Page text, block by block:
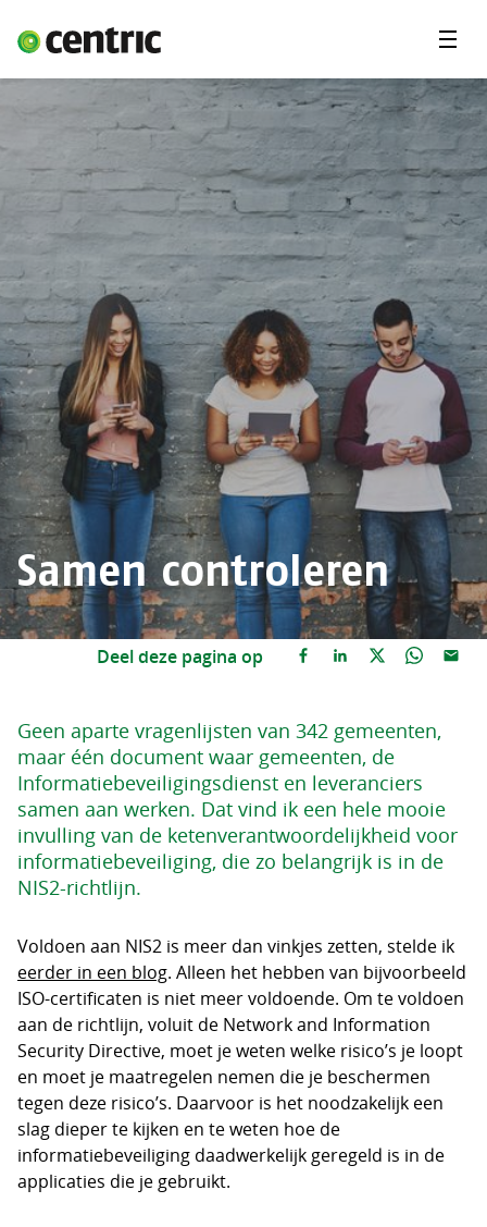
Oplossingen
Branches
Over Centric
Contact
Careers
Insights
Samen controleren
Deel deze pagina op
Geen aparte vragenlijsten van 342 gemeenten,
maar één document waar gemeenten, de
Informatiebeveiligingsdienst en leveranciers
samen aan werken. Dat vind ik een hele mooie
invulling van de ketenverantwoordelijkheid voor
informatiebeveiliging, die zo belangrijk is in de
NIS2-richtlijn.
Voldoen aan NIS2 is meer dan vinkjes zetten, stelde ik
eerder in een blog. Alleen het hebben van bijvoorbeeld
ISO-certificaten is niet meer voldoende. Om te voldoen
aan de richtlijn, voluit de Network and Information
Security Directive, moet je weten welke risico’s je loopt
en moet je maatregelen nemen die je beschermen
tegen deze risico’s. Daarvoor is het noodzakelijk een
slag dieper te kijken en te weten hoe de
informatiebeveiliging daadwerkelijk geregeld is in de
applicaties die je gebruikt.